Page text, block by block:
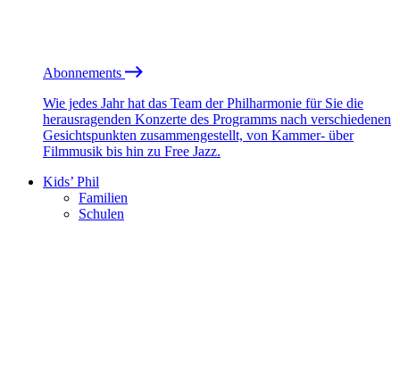
Abonnements
Wie jedes Jahr hat das Team der Philharmonie für Sie die
herausragenden Konzerte des Programms nach verschiedenen
Gesichtspunkten zusammengestellt, von Kammer- über
Filmmusik bis hin zu Free Jazz.
Kids’ Phil
Familien
Schulen